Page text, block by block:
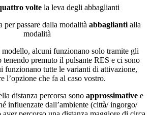
volte la leva degli abbaglianti
per passare dalla modalità abbagliantialla
modalità
modello, alcuni funzionano solo tramite gli
premuto il pulsante RES e ci sono
funzionano tutte le varianti di attivazione,
l’opzione che fa al caso vostro.
distanza percorsa sono approssimativee
influenzate dall’ambiente (città/ ingorgo/